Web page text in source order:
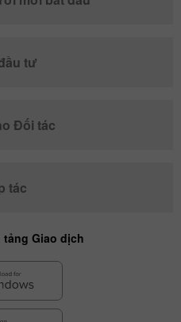
tư
Đối tác
tác
tảng Giao dịch